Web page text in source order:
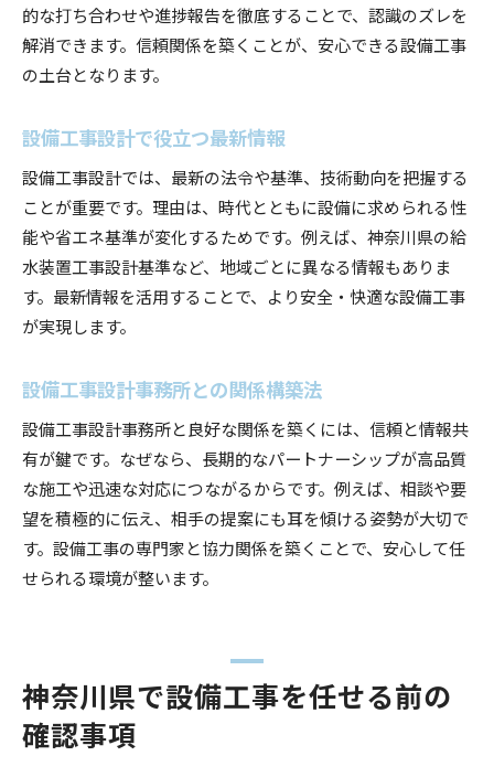
的な打ち合わせや進捗報告を徹底することで、認識のズレを
解消できます。信頼関係を築くことが、安心できる設備工事
の土台となります。
設備工事設計で役立つ最新情報
設備工事設計では、最新の法令や基準、技術動向を把握する
ことが重要です。理由は、時代とともに設備に求められる性
能や省エネ基準が変化するためです。例えば、神奈川県の給
水装置工事設計基準など、地域ごとに異なる情報もありま
す。最新情報を活用することで、より安全・快適な設備工事
が実現します。
設備工事設計事務所との関係構築法
設備工事設計事務所と良好な関係を築くには、信頼と情報共
有が鍵です。なぜなら、長期的なパートナーシップが高品質
な施工や迅速な対応につながるからです。例えば、相談や要
望を積極的に伝え、相手の提案にも耳を傾ける姿勢が大切で
す。設備工事の専門家と協力関係を築くことで、安心して任
せられる環境が整います。
神奈川県で設備工事を任せる前の
確認事項